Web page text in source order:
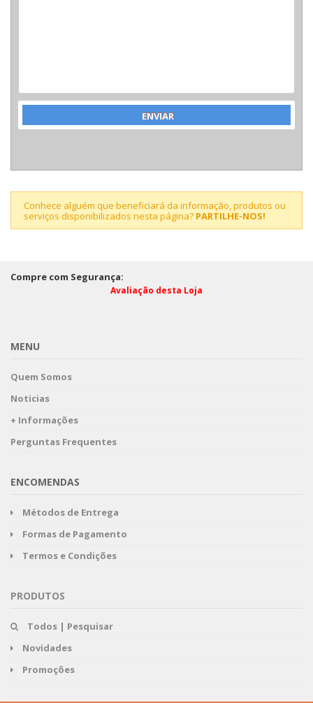
Conhece alguém que beneficiará da informação, produtos ou
serviços disponibilizados nesta página? PARTILHE-NOS!
Compre com Segurança:
Avaliação desta Loja
MENU
Quem Somos
Noticias
+ Informações
Perguntas Frequentes
ENCOMENDAS
Métodos de Entrega
Formas de Pagamento
Termos e Condições
PRODUTOS
Todos | Pesquisar
Novidades
Promoções